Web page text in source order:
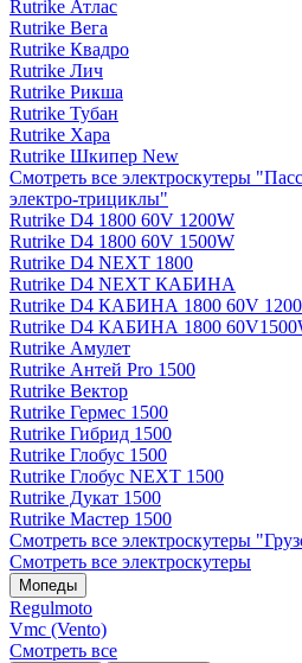
Rutrike Атлас
Rutrike Вега
Rutrike Квадро
Rutrike Лич
Rutrike Рикша
Rutrike Тубан
Rutrike Хара
Rutrike Шкипер New
Смотреть все электро­скутеры
электро‑трициклы"
Rutrike D4 1800 60V 1200W
Rutrike D4 1800 60V 1500W
Rutrike D4 NEXT 1800
Rutrike D4 NEXT КАБИНА
Rutrike D4 КАБИНА 1800 60V
Rutrike D4 КАБИНА 1800
Rutrike Амулет
Rutrike Антей Pro 1500
Rutrike Вектор
Rutrike Гермес 1500
Rutrike Гибрид 1500
Rutrike Глобус 1500
Rutrike Глобус NEXT 1500
Rutrike Дукат 1500
Rutrike Мастер 1500
Смотреть все электро­скутеры
Смотреть все электро­скутеры
Мопеды
Regulmoto
Vmc (Vento)
Смотреть все